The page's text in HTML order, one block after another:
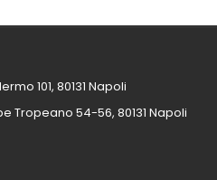
101, 80131 Napoli
Tropeano 54-56, 80131 Napoli